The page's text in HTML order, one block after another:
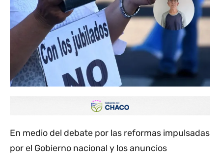
En medio del debate por las reformas impulsadas
por el Gobierno nacional y los anuncios